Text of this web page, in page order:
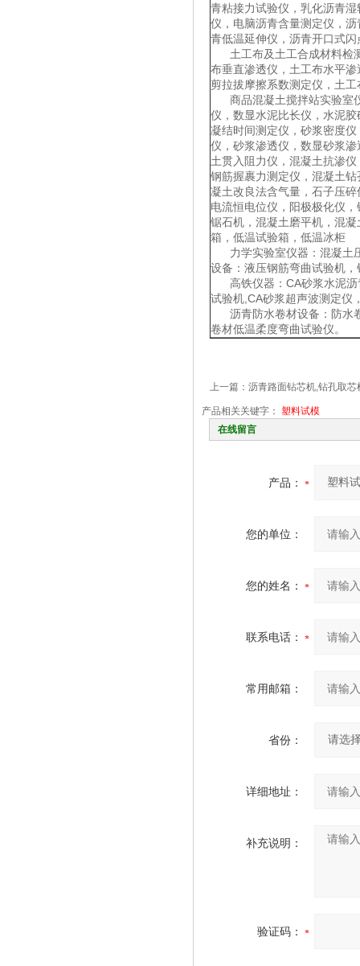
青粘接力试验仪，乳化沥青
仪，电脑沥青含量测定仪，
青低温延伸仪，沥青开口式
土工布及土工合成材料检测
布垂直渗透仪，土工布水平
剪拉拔摩擦系数测定仪，土
商品混凝土搅拌站实验室仪
仪，数显水泥比长仪，水泥
凝结时间测定仪，砂浆密度
仪，砂浆渗透仪，数显砂浆
土贯入阻力仪，混凝土抗渗
钢筋握裹力测定仪，混凝土
凝土改良法含气量，石子压
电流恒电位仪，阳极极化仪
锯石机，混凝土磨平机，混
箱，低温试验箱，低温冰柜
力学实验室仪器：混凝土压
设备：液压钢筋弯曲试验机
高铁仪器：CA砂浆水泥沥
试验机,CA砂浆超声波测定仪
沥青防水卷材设备：防水卷
卷材低温柔度弯曲试验仪。
上一篇： 沥青路面钻芯机,钻孔取芯
产品相关关键字： 塑料试模
在线留言
产品：
您的单位：
您的姓名：
联系电话：
常用邮箱：
省份：
详细地址：
补充说明：
验证码：